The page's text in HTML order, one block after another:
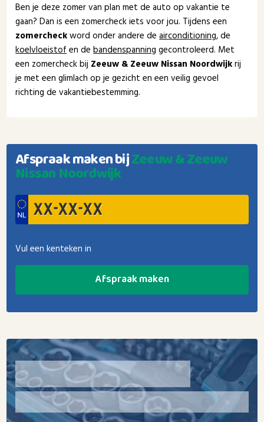
Ben je deze zomer van plan met de auto op vakantie te
gaan? Dan is een zomercheck iets voor jou. Tijdens een
zomercheckword onder andere deairconditioning, de
koelvloeistofen debandenspanning gecontroleerd. Met
een zomercheck bij Zeeuw & Zeeuw Nissan Noordwijkrij
je met een glimlach op je gezicht en een veilig gevoel
richting de vakantiebestemming.
Afspraak maken bijZeeuw & Zeeuw
Nissan Noordwijk
Vul een kenteken in
Afspraak maken